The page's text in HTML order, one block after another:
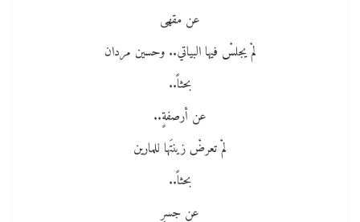
عن مقهى
لمْ يجلسْ فيها البياتي.. وحسين مردان
بحثاً..
عن أرصفةٍ..
لمْ تعرضْ زينتَها للمارين
بحثاً..
عن جسرٍ